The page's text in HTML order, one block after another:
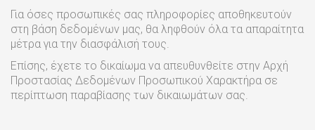
Για όσες προσωπικές σας πληροφορίες αποθηκευτούν
στη βάση δεδομένων μας, θα ληφθούν όλα τα απαραίτητα
μέτρα για την διασφάλισή τους.
Επίσης, έχετε το δικαίωμα να απευθυνθείτε στην Αρχή
Προστασίας Δεδομένων Προσωπικού Χαρακτήρα σε
περίπτωση παραβίασης των δικαιωμάτων σας.